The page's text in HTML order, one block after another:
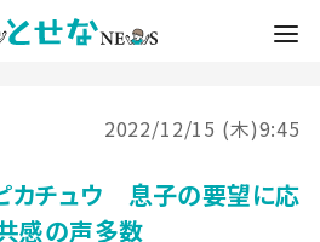
2022/12/15 (木)9:45
カチュウ 息子の要望に応
共感の声多数